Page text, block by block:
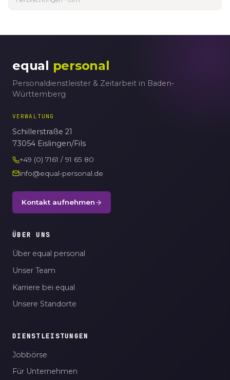
equal personal
Personaldienstleister & Zeitarbeit in Baden-
Württemberg
VERWALTUNG
Schillerstraße 21
73054 Eislingen/Fils
+49 (0) 7161 / 91 65 80
info@equal-personal.de
Kontakt aufnehmen
ÜBER UNS
Über equal personal
Unser Team
Karriere bei equal
Unsere Standorte
DIENSTLEISTUNGEN
Jobbörse
Für Unternehmen